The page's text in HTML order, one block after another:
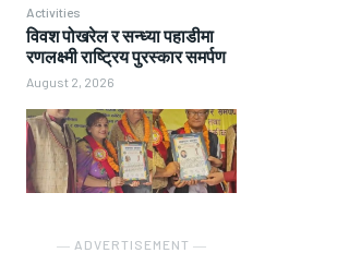
Activities
विवश पोखरेल र सन्ध्या पहाडीमा
रणलक्ष्मी राष्ट्रिय पुरस्कार समर्पण
August 2, 2026
― ADVERTISEMENT ―